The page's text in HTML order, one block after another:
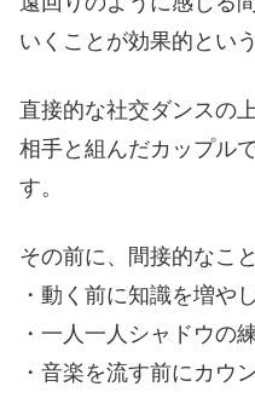
いくことが効果的とい
直接的な社交ダンスの
相手と組んだカップル
す。
その前に、間接的なこと
・動く前に知識を増や
・一人一人シャドウの
・音楽を流す前にカウ